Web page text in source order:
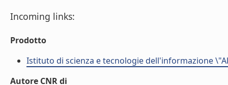
Incoming links:
Prodotto
Istituto di scienza e tecnologie dell'informazione
Autore CNR di